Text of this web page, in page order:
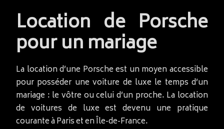
NOUS CONTACTER
Location de Porsche
pour un mariage
La location d’une Porsche est un moyen accessible
pour posséder une voiture de luxe le temps d’un
mariage : le vôtre ou celui d’un proche. La location
de voitures de luxe est devenu une pratique
courante à Paris et en Île-de-France.